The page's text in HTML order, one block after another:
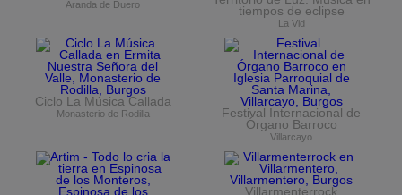
Aranda de Duero
tiempos de eclipse
La Vid
Ciclo La Música Callada
Monasterio de Rodilla
Festival Internacional de
Órgano Barroco
Villarcayo
Villarmenterrock